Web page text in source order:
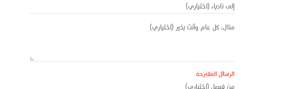
الرسائل المقترحة